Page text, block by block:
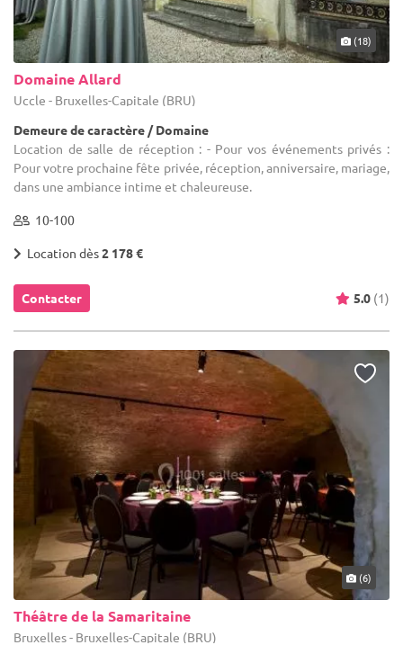
(18)
Domaine Allard
Uccle - Bruxelles-Capitale (BRU)
Demeure de caractère / Domaine
Location de salle de réception : - Pour vos événements privés :
Pour votre prochaine fête privée, réception, anniversaire, mariage,
dans une ambiance intime et chaleureuse.
10-100
Location dès2 178 €
Contacter 5.0 (1)
(6)
Théâtre de la Samaritaine
Bruxelles - Bruxelles-Capitale (BRU)